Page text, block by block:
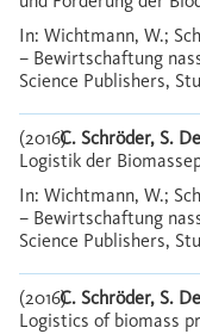
In: Wichtmann, W.;
– Bewirtschaftung
Science Publishers,
(2016)C. Schröder, S.
Logistik der
In: Wichtmann, W.;
– Bewirtschaftung
Science Publishers,
(2016)C. Schröder, S.
Logistics of biomass